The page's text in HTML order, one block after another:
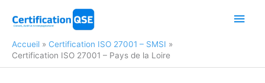
Accueil
Certification ISO 27001 – SMSI
Certification ISO 27001 – Pays de la Loire